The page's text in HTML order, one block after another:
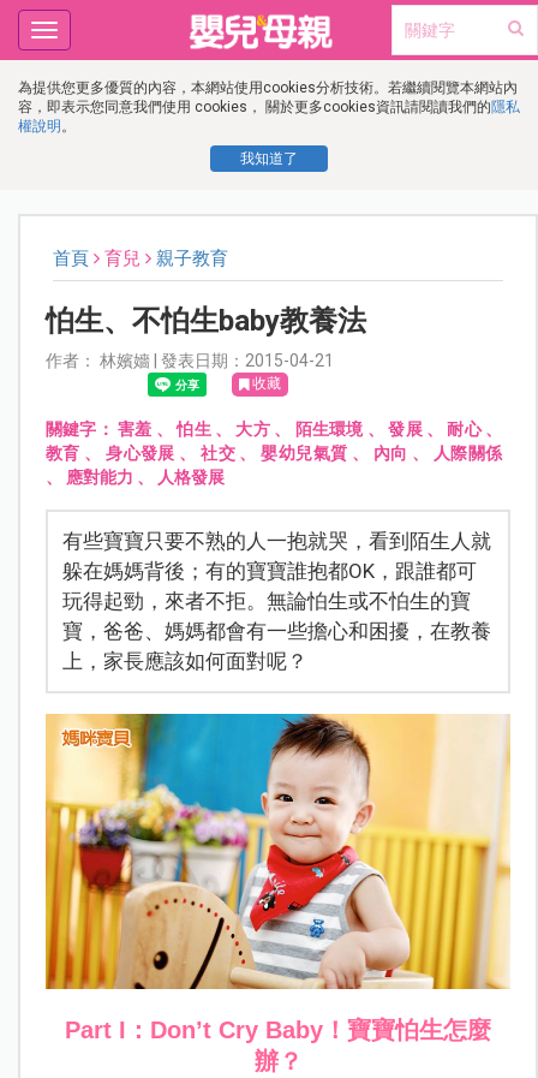
為提供您更多優質的內容，本網站使用cookies分析技術。若繼續閱覽本網站內
容，即表示您同意我們使用 cookies， 關於更多cookies資訊請閱讀我們的隱私
權說明 。
我知道了
Toggle
navigation
首頁 育兒 親子教育
怕生、不怕生baby教養法
作者： 林嬪嬙 | 發表日期：2015-04-21
收藏
關鍵字：害羞 、怕生 、 大方、 陌生環境 、發展、耐心、
教育 、身心發展 、社交、嬰幼兒氣質 、 內向 、
人際關係
、 應對能力 、 人格發展
有些寶寶只要不熟的人一抱就哭，看到陌生人就
躲在媽媽背後；有的寶寶誰抱都OK，跟誰都可
玩得起勁，來者不拒。無論怕生或不怕生的寶
寶，爸爸、媽媽都會有一些擔心和困擾，在教養
上，家長應該如何面對呢？
Part I：Don’t Cry Baby！寶寶怕生怎麼
辦？